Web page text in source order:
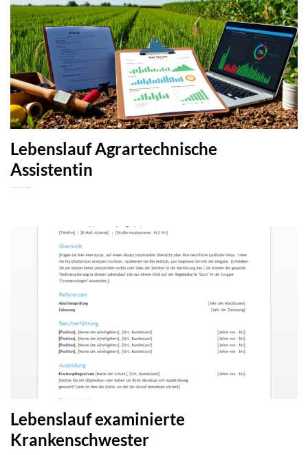
Lebenslauf Agrartechnische
Assistentin
Lebenslauf examinierte
Krankenschwester